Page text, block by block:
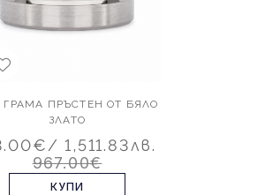
ГРАМА ПРЪСТЕН ОТ БЯЛО
ЗЛАТО
/ 1,511.83лв.
967.00€
КУПИ